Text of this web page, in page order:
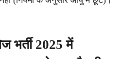
भर्ती 2025 में